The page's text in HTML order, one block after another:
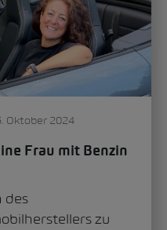
Oktober 2024
Frau mit Benzin
des
zu